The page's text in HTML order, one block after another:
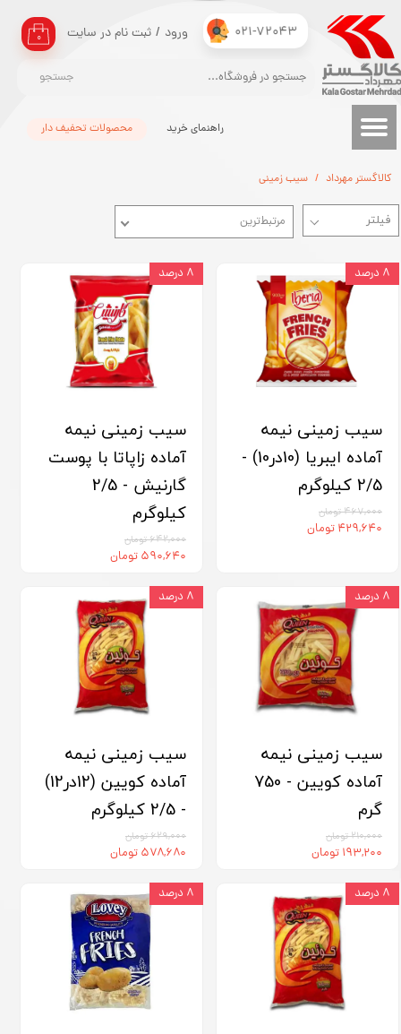
021-72043
جستجو
۰ ورود / ثبت نام در سایت
حساب کاربری من
تغییر گذر واژه
سفارشات
محصولات تحفیف دار راهنمای خرید
کالاگستر مهرداد سیب زمینی
مرتبط‌ترین
سیب زمینی نیمه
آماده ایبریا (10در10) -
2/5 کیلوگرم
۴۶۷,۰۰۰ تومان
۴۲۹,۶۴۰ تومان
۸ درصد
سیب زمینی نیمه
آماده زاپاتا با پوست
گارنیش - 2/5
کیلوگرم
۶۴۲,۰۰۰ تومان
۵۹۰,۶۴۰ تومان
۸ درصد
سیب زمینی نیمه
آماده کویین - 750
گرم
۲۱۰,۰۰۰ تومان
۱۹۳,۲۰۰ تومان
۸ درصد
سیب زمینی نیمه
آماده کویین (12در12)
- 2/5 کیلوگرم
۶۲۹,۰۰۰ تومان
۵۷۸,۶۸۰ تومان
۸ درصد
۸ درصد ۸ درصد